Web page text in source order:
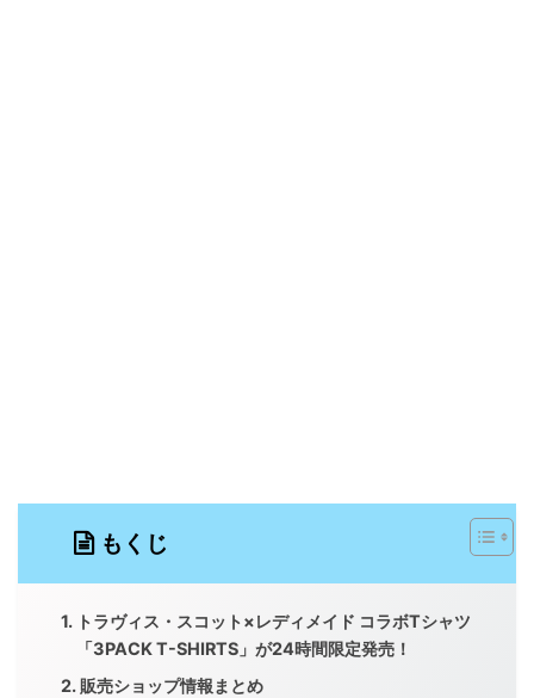
もくじ
トラヴィス・スコット×レディメイド コラボTシャツ
「3PACK T-SHIRTS」が24時間限定発売！
販売ショップ情報まとめ